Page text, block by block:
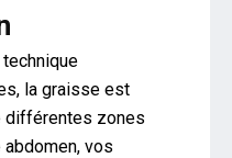
la graisse est
différentes zones
vos